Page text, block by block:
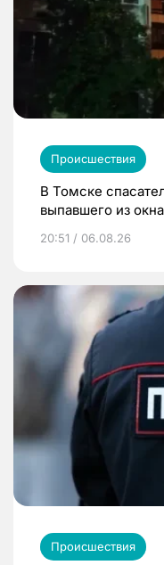
Происшествия
В Томске
выпавшего из
20:51 / 06.08.26
Происшествия